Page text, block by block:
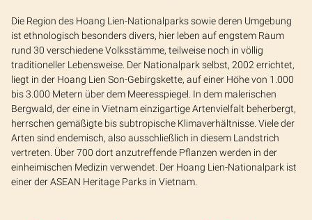
Die Region des Hoang Lien-Nationalparks sowie deren Umgebung
ist ethnologisch besonders divers, hier leben auf engstem Raum
rund 30 verschiedene Volksstämme, teilweise noch in völlig
traditioneller Lebensweise. Der Nationalpark selbst, 2002 errichtet,
liegt in der Hoang Lien Son-Gebirgskette, auf einer Höhe von 1.000
bis 3.000 Metern über dem Meeresspiegel. In dem malerischen
Bergwald, der eine in Vietnam einzigartige Artenvielfalt beherbergt,
herrschen gemäßigte bis subtropische Klimaverhältnisse. Viele der
Arten sind endemisch, also ausschließlich in diesem Landstrich
vertreten. Über 700 dort anzutreffende Pflanzen werden in der
einheimischen Medizin verwendet. Der Hoang Lien-Nationalpark ist
einer der ASEAN Heritage Parks in Vietnam.